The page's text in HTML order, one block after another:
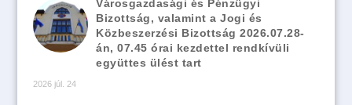
Városgazdasági és Pénzügyi
Bizottság, valamint a Jogi és
Közbeszerzési Bizottság 2026.07.28-
án, 07.45 órai kezdettel rendkívüli
együttes ülést tart
2026 júl. 24